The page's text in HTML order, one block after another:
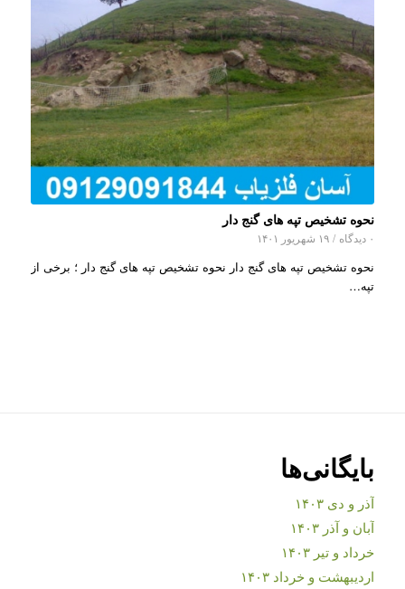
نحوه تشخیص تپه های گنج دار
۰ دیدگاه / ۱۹ شهریور ۱۴۰۱
نحوه تشخیص تپه های گنج دار نحوه تشخیص تپه های گنج دار ؛ برخی از
تپه…
بایگانی‌ها
آذر و دی ۱۴۰۳
آبان و آذر ۱۴۰۳
خرداد و تیر ۱۴۰۳
اردیبهشت و خرداد ۱۴۰۳